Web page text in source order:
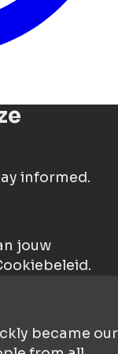
informed.
jouw
became our